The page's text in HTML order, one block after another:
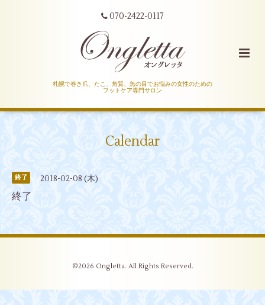
070-2422-0117
札幌で巻き爪、たこ、角質、魚の目でお悩みの女性のための
フットケア専門サロン
Calendar
終了 2018-02-08 (木)
終了
©2026 Ongletta. All Rights Reserved.